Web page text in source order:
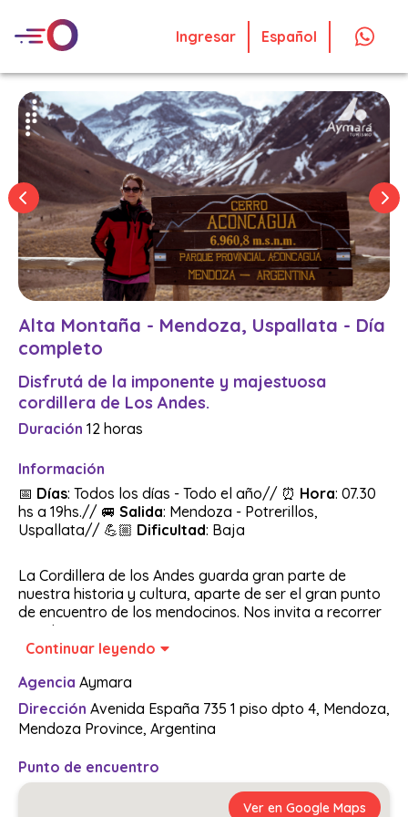
Ingresar Español
Alta Montaña - Mendoza, Uspallata - Día
completo
Disfrutá de la imponente y majestuosa
cordillera de Los Andes.
Duración 12 horas
Información
📅 Días: Todos los días - Todo el año// ⏰ Hora: 07.30
hs a 19hs.// 🚐 Salida: Mendoza - Potrerillos,
Uspallata// 💪🏼 Dificultad: Baja
La Cordillera de los Andes guarda gran parte de
nuestra historia y cultura, aparte de ser el gran punto
de encuentro de los mendocinos. Nos invita a recorrer
sus sinuosos
caminos descubriendo paisajes únicos en todas sus
hombre, como el dique Potrerillos, como por la
naturaleza, como
Puente del Inca y el cerro Aconcagua.
🌟Saliendo a primera hora de la mañana por la Ruta
Internacional n°7 con dirección a la localidad de
Cacheutas, bordeando el río Mendoza, junto a unas
Continuar leyendo
Agencia Aymara
Dirección Avenida España 735 1 piso dpto 4, Mendoza,
Mendoza Province, Argentina
Punto de encuentro
Ver en Google Maps